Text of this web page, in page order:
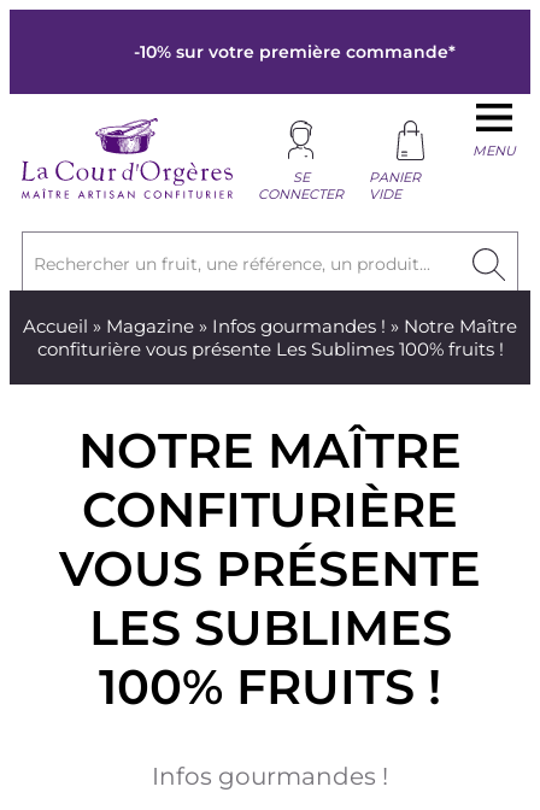
-10% sur votre première commande*
Rechercher un fruit, une référence, un produit...
SE
CONNECTER
PANIER
VIDE
MENU
Accueil » Magazine » Infos gourmandes ! » Notre Maître
confiturière vous présente Les Sublimes 100% fruits !
NOTRE MAÎTRE
CONFITURIÈRE
VOUS PRÉSENTE
LES SUBLIMES
100% FRUITS !
Infos gourmandes !